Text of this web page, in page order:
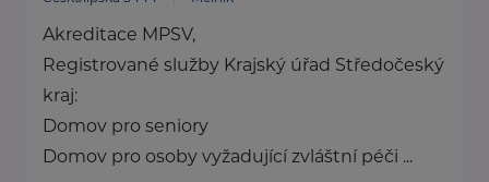
Akreditace MPSV,
Registrované služby Krajský úřad Středočeský
kraj:
Domov pro seniory
Domov pro osoby vyžadující zvláštní péči ...